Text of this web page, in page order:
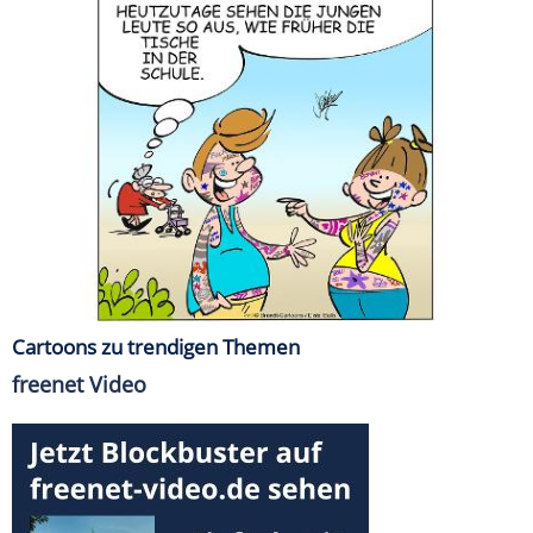
Cartoons zu trendigen Themen
freenet Video